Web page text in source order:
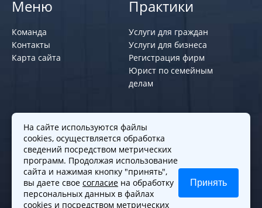
Меню
Команда
Контакты
Карта сайта
Практики
Услуги для граждан
Услуги для бизнеса
Регистрация фирм
Юрист по семейным
делам
Политики и правила
Политика обработки персональных
данных
Согласие на обработку cookies
Согласие на обработку персональных
данных
На сайте используются файлы
cookies, осуществляется обработка
сведений посредством метрических
программ. Продолжая использование
сайта и нажимая кнопку "принять",
вы даете свое согласие на обработку
персональных данных в файлах
cookies и посредством метрических
Принять